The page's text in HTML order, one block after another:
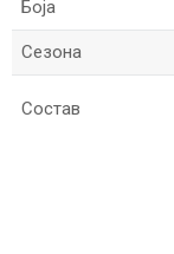
Боја
Сезона
Состав